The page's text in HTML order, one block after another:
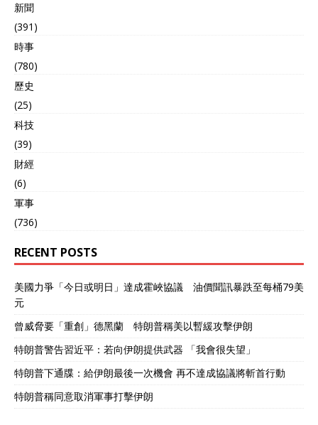
新聞
(391)
時事
(780)
歷史
(25)
科技
(39)
財經
(6)
軍事
(736)
RECENT POSTS
美國力爭「今日或明日」達成霍峽協議 油價聞訊暴跌至每桶79美
元
曾威脅要「重創」德黑蘭 特朗普稱美以暫緩攻擊伊朗
特朗普警告習近平：若向伊朗提供武器 「我會很失望」
特朗普下通牒：給伊朗最後一次機會 再不達成協議將斬首行動
特朗普稱同意取消軍事打擊伊朗